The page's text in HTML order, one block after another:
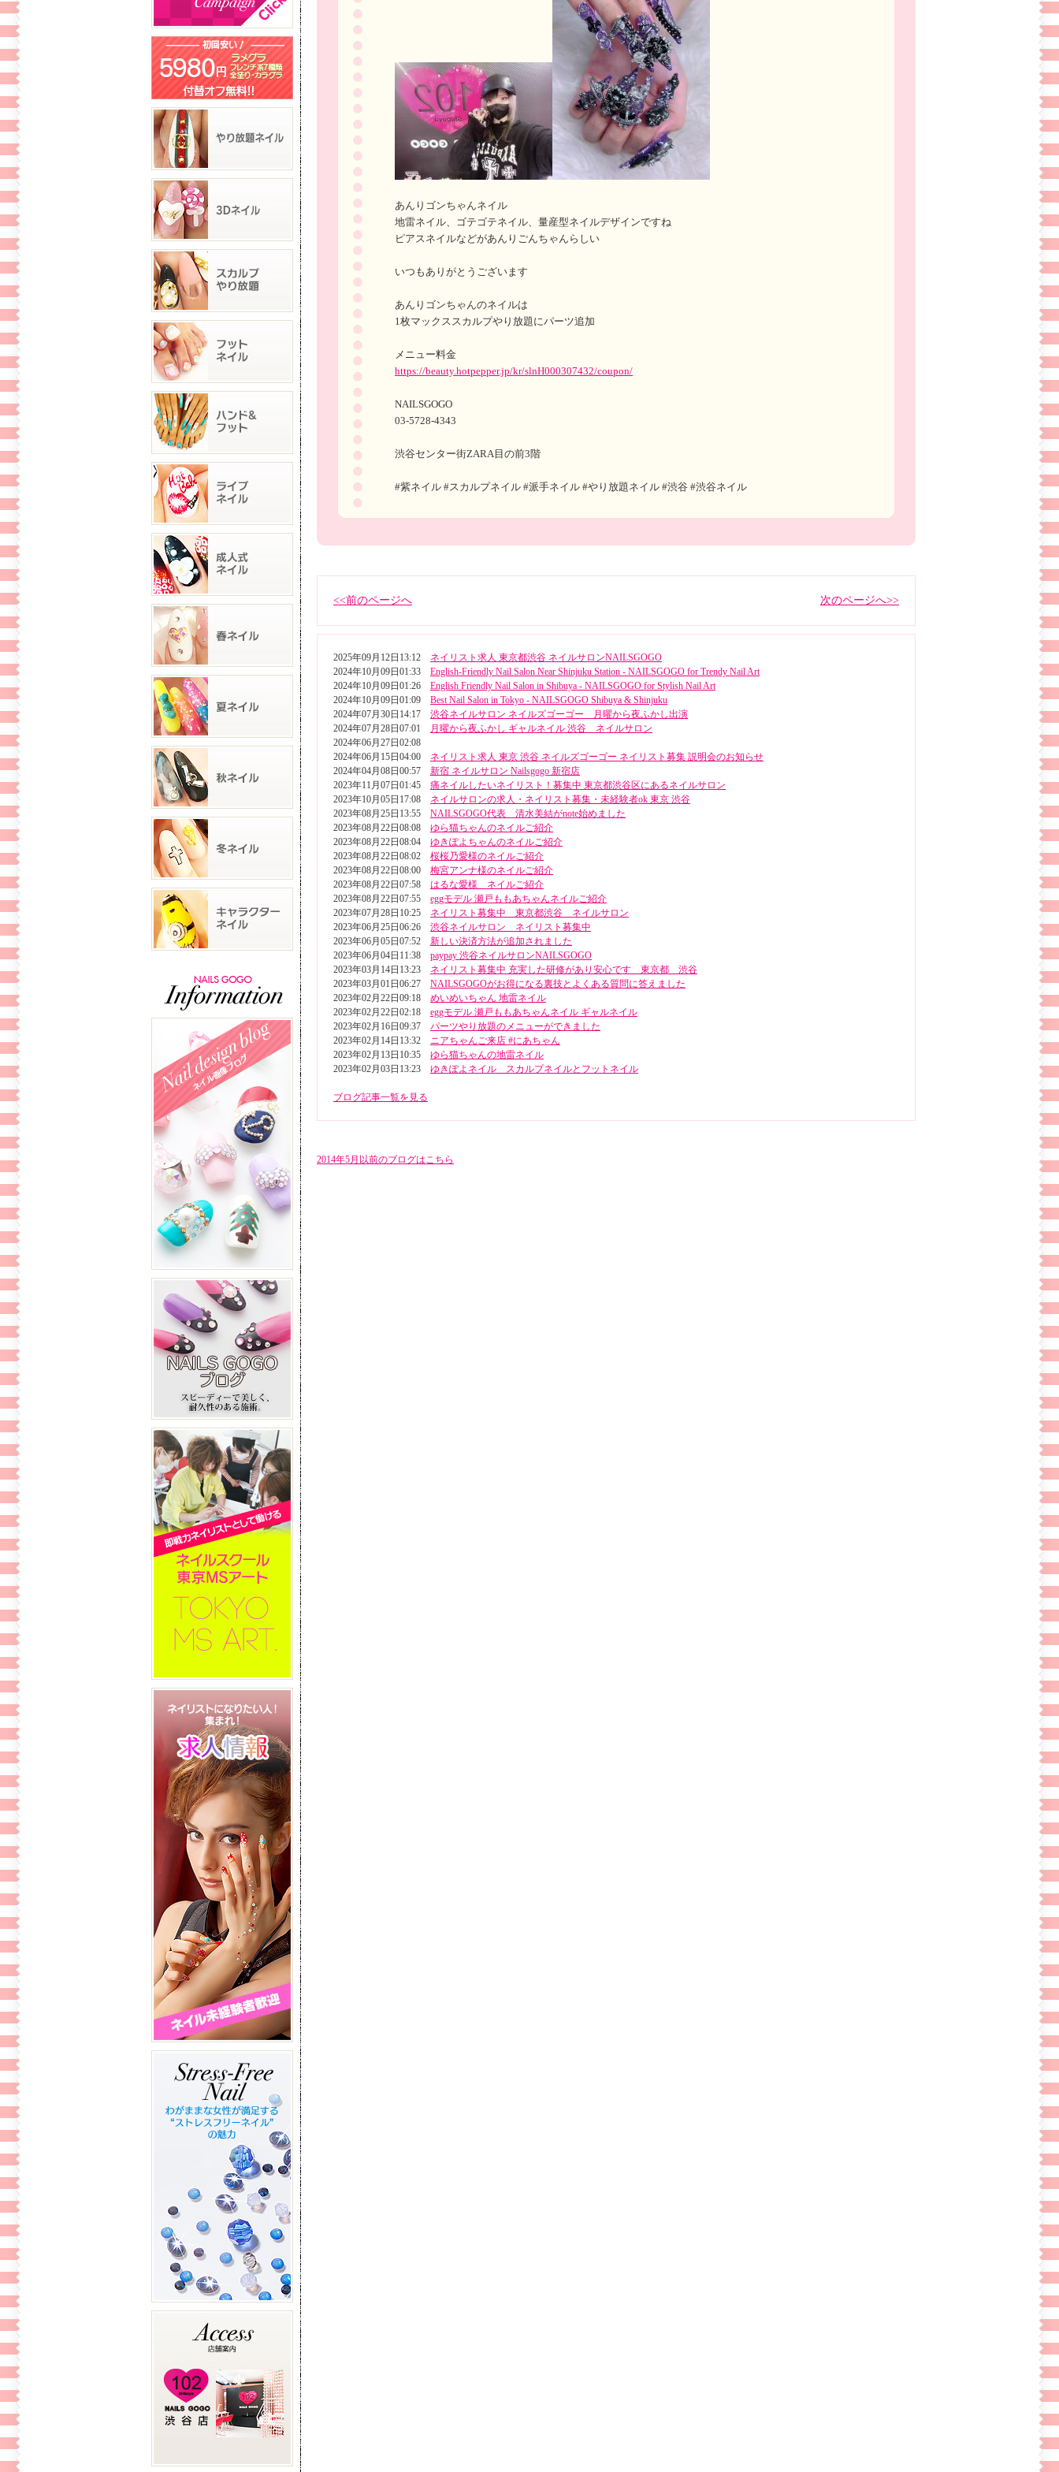
あんりゴンちゃんネイル
地雷ネイル、ゴテゴテネイル、量産型ネイルデザインですね
ピアスネイルなどがあんりごんちゃんらしい
いつもありがとうございます
あんりゴンちゃんのネイルは
1枚マックススカルプやり放題にパーツ追加
メニュー料金
https://beauty.hotpepper.jp/kr/slnH000307432/coupon/
NAILSGOGO
03-5728-4343
渋谷センター街ZARA目の前3階
#紫ネイル #スカルプネイル #派手ネイル #やり放題ネイル #渋谷 #渋谷ネイル
<<前のページへ 次のページへ>>
2025年09月12日13:12 ネイリスト求人 東京都渋谷 ネイルサロンNAILSGOGO
2024年10月09日01:33 English-Friendly Nail Salon Near Shinjuku Station - NAILSGOGO for Trendy Nail Art
2024年10月09日01:26 English Friendly Nail Salon in Shibuya - NAILSGOGO for Stylish Nail Art
2024年10月09日01:09 Best Nail Salon in Tokyo - NAILSGOGO Shibuya & Shinjuku
2024年07月30日14:17 渋谷ネイルサロン ネイルズゴーゴー 月曜から夜ふかし出演
2024年07月28日07:01
月曜から夜ふかし ギャルネイル 渋谷 ネイルサロン
2024年06月27日02:08
2024年06月15日04:00 ネイリスト求人 東京 渋谷 ネイルズゴーゴー ネイリスト募集 説明会のお知らせ
2024年04月08日00:57 新宿 ネイルサロン Nailsgogo 新宿店
2023年11月07日01:45 痛ネイルしたいネイリスト！募集中 東京都渋谷区にあるネイルサロン
2023年10月05日17:08 ネイルサロンの求人・ネイリスト募集・未経験者ok 東京 渋谷
2023年08月25日13:55 NAILSGOGO代表 清水美結がnote始めました
2023年08月22日08:08 ゆら猫ちゃんのネイルご紹介
2023年08月22日08:04 ゆきぽよちゃんのネイルご紹介
2023年08月22日08:02 桜桜乃愛様のネイルご紹介
2023年08月22日08:00 梅宮アンナ様のネイルご紹介
2023年08月22日07:58 はるな愛様 ネイルご紹介
2023年08月22日07:55 eggモデル 瀬戸ももあちゃんネイルご紹介
2023年07月28日10:25 ネイリスト募集中 東京都渋谷 ネイルサロン
2023年06月25日06:26 渋谷ネイルサロン ネイリスト募集中
2023年06月05日07:52 新しい決済方法が追加されました
2023年06月04日11:38 paypay 渋谷ネイルサロンNAILSGOGO
2023年03月14日13:23 ネイリスト募集中 充実した研修があり安心です 東京都 渋谷
2023年03月01日06:27 NAILSGOGOがお得になる裏技とよくある質問に答えました
2023年02月22日09:18 めいめいちゃん 地雷ネイル
2023年02月22日02:18 eggモデル 瀬戸ももあちゃんネイル ギャルネイル
2023年02月16日09:37 パーツやり放題のメニューができました
2023年02月14日13:32 ニアちゃんご来店 #にあちゃん
2023年02月13日10:35 ゆら猫ちゃんの地雷ネイル
2023年02月03日13:23 ゆきぽよネイル スカルプネイルとフットネイル
ブログ記事一覧を見る
2014年5月以前のブログはこちら